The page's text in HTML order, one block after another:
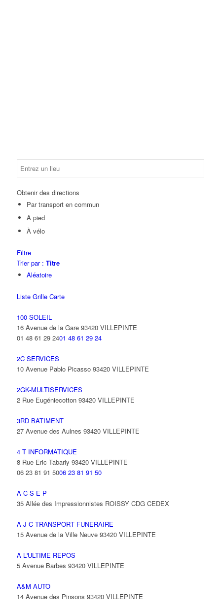
Obtenir des directions
Par transport en commun
A pied
À vélo
Filtre
Trier par : Titre
Aléatoire
Liste Grille Carte
100 SOLEIL
16 Avenue de la Gare 93420 VILLEPINTE
01 48 61 29 2401 48 61 29 24
2C SERVICES
10 Avenue Pablo Picasso 93420 VILLEPINTE
2GK-MULTISERVICES
2 Rue Eugéniecotton 93420 VILLEPINTE
3RD BATIMENT
27 Avenue des Aulnes 93420 VILLEPINTE
4 T INFORMATIQUE
8 Rue Eric Tabarly 93420 VILLEPINTE
06 23 81 91 5006 23 81 91 50
A C S E P
35 Allée des Impressionnistes ROISSY CDG CEDEX
A J C TRANSPORT FUNERAIRE
15 Avenue de la Ville Neuve 93420 VILLEPINTE
A L'ULTIME REPOS
5 Avenue Barbes 93420 VILLEPINTE
A&M AUTO
14 Avenue des Pinsons 93420 VILLEPINTE